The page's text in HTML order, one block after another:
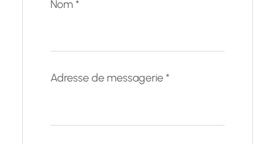
Nom*
Adresse de messagerie*